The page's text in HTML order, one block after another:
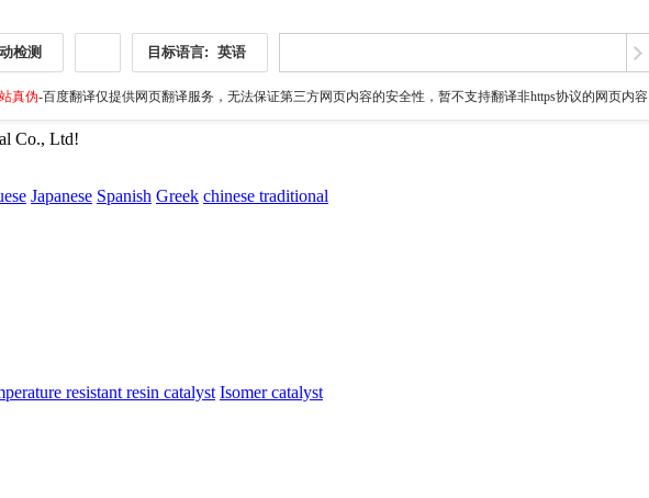
检测 目标语言: 英语
真伪-百度翻译仅提供网页翻译服务，无法保证第三方网页内容的安全性，暂不支持翻译非https协议的网页内容